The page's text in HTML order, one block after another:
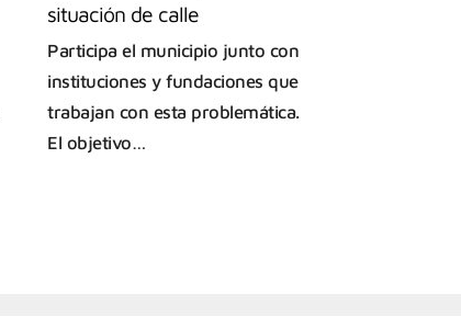
situación de calle
Participa el municipio junto con
instituciones y fundaciones que
trabajan con esta problemática.
El objetivo…